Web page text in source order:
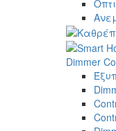
Dimmer